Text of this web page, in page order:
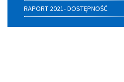
RAPORT 2021- DOSTĘPNOŚĆ